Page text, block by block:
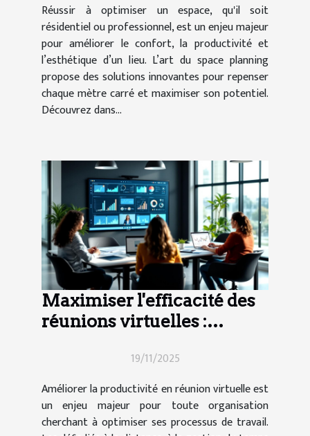
Réussir à optimiser un espace, qu'il soit
résidentiel ou professionnel, est un enjeu majeur
pour améliorer le confort, la productivité et
l’esthétique d’un lieu. L’art du space planning
propose des solutions innovantes pour repenser
chaque mètre carré et maximiser son potentiel.
Découvrez dans...
Maximiser l'efficacité des
réunions virtuelles :
19/11/2025
Améliorer la productivité en réunion virtuelle est
un enjeu majeur pour toute organisation
cherchant à optimiser ses processus de travail.